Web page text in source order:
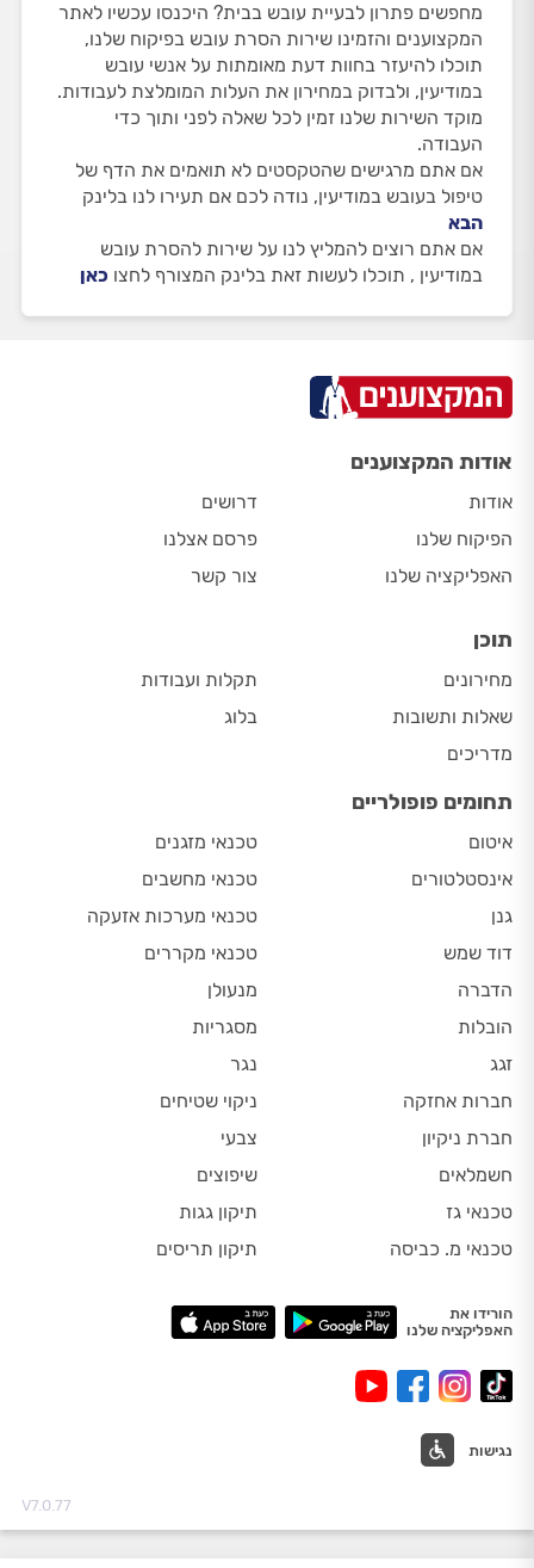
מחפשים פתרון לבעיית עובש בבית? היכנסו עכשיו לאתר
המקצוענים והזמינו שירות הסרת עובש בפיקוח שלנו,
תוכלו להיעזר בחוות דעת מאומתות על אנשי עובש
במודיעין, ולבדוק במחירון את העלות המומלצת לעבודות.
מוקד השירות שלנו זמין לכל שאלה לפני ותוך כדי
העבודה.
אם אתם מרגישים שהטקסטים לא תואמים את הדף של
טיפול בעובש במודיעין, נודה לכם אם תעירו לנו בלינק
הבא
אם אתם רוצים להמליץ לנו על שירות להסרת עובש
במודיעין , תוכלו לעשות זאת בלינק המצורף לחצו כאן
אודות המקצוענים
אודות
הפיקוח שלנו
האפליקציה שלנו
דרושים
פרסם אצלנו
צור קשר
תוכן
מחירונים
שאלות ותשובות
מדריכים
תקלות ועבודות
בלוג
תחומים פופולריים
איטום
אינסטלטורים
גנן
דוד שמש
הדברה
הובלות
זגג
חברות אחזקה
חברת ניקיון
חשמלאים
טכנאי גז
טכנאי מ. כביסה
טכנאי מזגנים
טכנאי מחשבים
טכנאי מערכות אזעקה
טכנאי מקררים
מנעולן
מסגריות
נגר
ניקוי שטיחים
צבעי
שיפוצים
תיקון גגות
תיקון תריסים
הורידו את
האפליקציה שלנו
נגישות
V7.0.77